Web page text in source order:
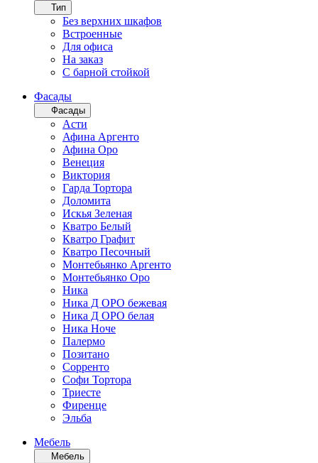
Тип
Без верхних шкафов
Встроенные
Для офиса
На заказ
С барной стойкой
Фасады
Фасады
Асти
Афина Аргенто
Афина Оро
Венеция
Виктория
Гарда Тортора
Доломита
Искья Зеленая
Кватро Белый
Кватро Графит
Кватро Песочный
Монтебьянко Аргенто
Монтебьянко Оро
Ника
Ника Д ОРО бежевая
Ника Д ОРО белая
Ника Ноче
Палермо
Позитано
Сорренто
Софи Тортора
Триесте
Фиренце
Эльба
Мебель
Мебель